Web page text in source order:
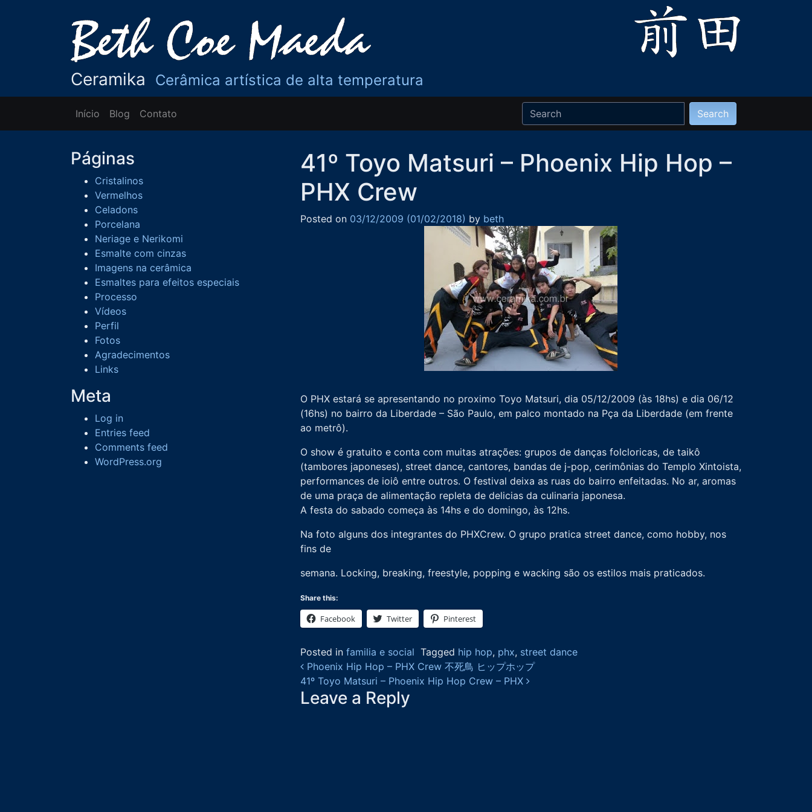
Ceramika Cerâmica artística de alta temperatura
Início Blog Contato
Páginas
Cristalinos
Vermelhos
Celadons
Porcelana
Neriage e Nerikomi
Esmalte com cinzas
Imagens na cerâmica
Esmaltes para efeitos especiais
Processo
Vídeos
Perfil
Fotos
Agradecimentos
Links
Meta
Log in
Entries feed
Comments feed
WordPress.org
41º Toyo Matsuri – Phoenix Hip Hop –
PHX Crew
Posted on 03/12/2009 (01/02/2018) bybeth
O PHX estará se apresentando no proximo Toyo Matsuri, dia 05/12/2009 (às 18hs) e dia 06/12
(16hs) no bairro da Liberdade – São Paulo, em palco montado na Pça da Liberdade (em frente
ao metrô).
O show é gratuito e conta com muitas atrações: grupos de danças folcloricas, de taikô
(tambores japoneses), street dance, cantores, bandas de j-pop, cerimônias do Templo Xintoista,
performances de ioiô entre outros. O festival deixa as ruas do bairro enfeitadas. No ar, aromas
de uma praça de alimentação repleta de delicias da culinaria japonesa.
A festa do sabado começa às 14hs e do domingo, às 12hs.
Na foto alguns dos integrantes do PHXCrew. O grupo pratica street dance, como hobby, nos
fins de
semana. Locking, breaking, freestyle, popping e wacking são os estilos mais praticados.
Share this:
Facebook Twitter Pinterest
Posted in familia e social Tagged hip hop, phx, street dance
Post navigation
Phoenix Hip Hop – PHX Crew 不死鳥 ヒップホップ
41º Toyo Matsuri – Phoenix Hip Hop Crew – PHX
Leave a Reply